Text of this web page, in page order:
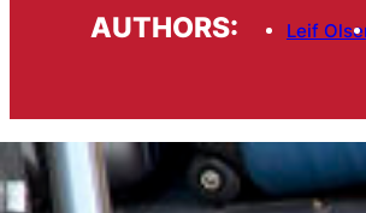
AUTHORS: Leif